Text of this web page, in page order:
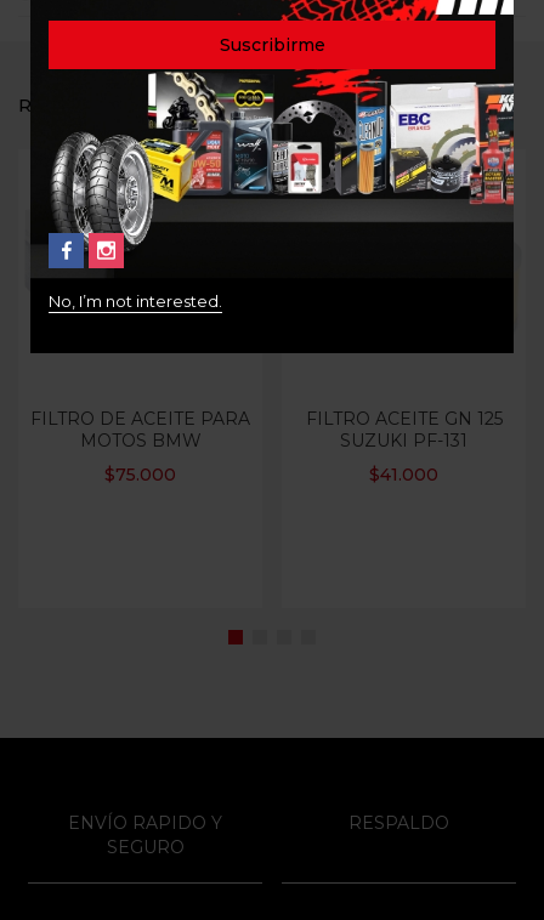
RELATED PRODUCTS
Out Of Stock
FILTRO DE ACEITE PARA
MOTOS BMW
$75.000
FILTRO ACEITE GN 125
SUZUKI PF-131
$41.000
No, I’m not interested.
ENVÍO RAPIDO Y
SEGURO
RESPALDO